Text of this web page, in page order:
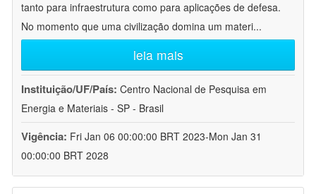
tanto para infraestrutura como para aplicações de defesa.
No momento que uma civilização domina um materi...
leia mais
Instituição/UF/País: Centro Nacional de Pesquisa em
Energia e Materiais - SP - Brasil
Vigência: Fri Jan 06 00:00:00 BRT 2023-Mon Jan 31
00:00:00 BRT 2028